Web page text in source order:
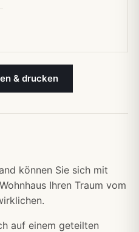
& drucken
können Sie sich mit
Ihren Traum vom
auf einem geteilten